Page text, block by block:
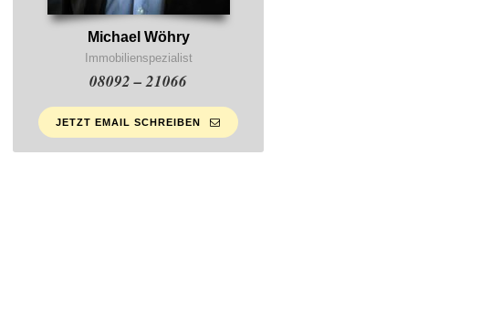
Michael Wöhry
Immobilienspezialist
08092 – 21066
JETZT EMAIL SCHREIBEN